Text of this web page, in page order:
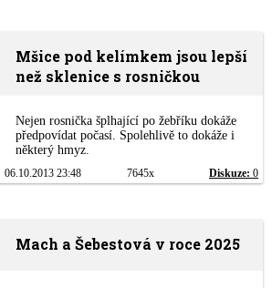
Mšice pod kelímkem jsou lepší
než sklenice s rosničkou
Nejen rosnička šplhající po žebříku dokáže
předpovídat počasí. Spolehlivě to dokáže i
některý hmyz.
06.10.2013 23:48 7645x Diskuze: 0
Mach a Šebestová v roce 2025